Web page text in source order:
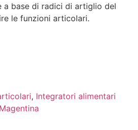
a base di radici di artiglio del
le funzioni articolari.
, Integratori alimentari